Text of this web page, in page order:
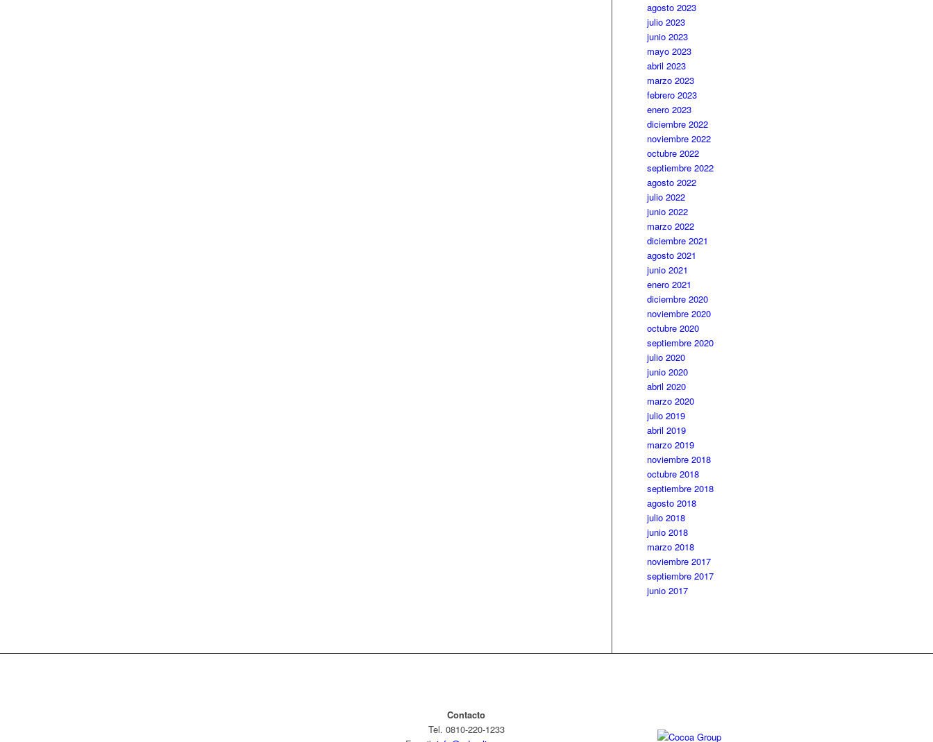
agosto 2023
julio 2023
junio 2023
mayo 2023
abril 2023
marzo 2023
febrero 2023
enero 2023
diciembre 2022
noviembre 2022
octubre 2022
septiembre 2022
agosto 2022
julio 2022
junio 2022
marzo 2022
diciembre 2021
agosto 2021
junio 2021
enero 2021
diciembre 2020
noviembre 2020
octubre 2020
septiembre 2020
julio 2020
junio 2020
abril 2020
marzo 2020
julio 2019
abril 2019
marzo 2019
noviembre 2018
octubre 2018
septiembre 2018
agosto 2018
julio 2018
junio 2018
marzo 2018
noviembre 2017
septiembre 2017
junio 2017
Contacto
Tel. 0810-220-1233